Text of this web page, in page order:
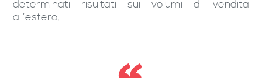
determinati risultati sui volumi di vendita
all’estero.